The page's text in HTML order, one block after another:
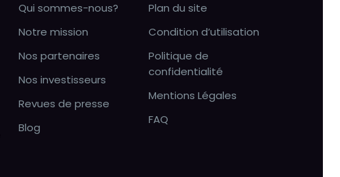
Qui sommes-nous?
Notre mission
Nos partenaires
Nos investisseurs
Revues de presse
Blog
Plan du site
Condition d’utilisation
Politique de
confidentialité
Mentions Légales
FAQ